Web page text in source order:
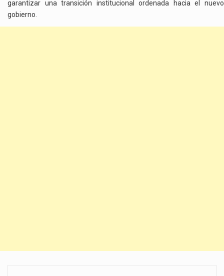
garantizar una transición institucional ordenada hacia el nuevo
gobierno.